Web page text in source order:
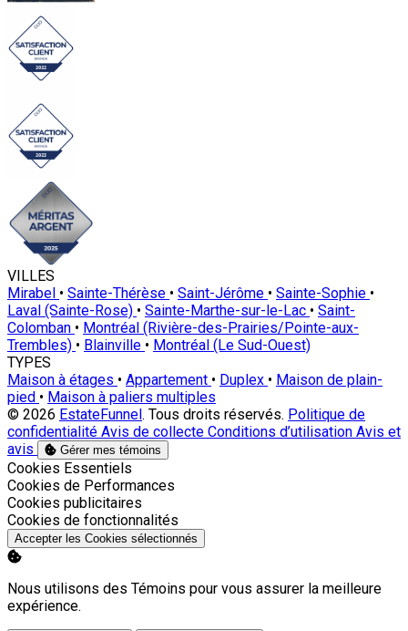
VILLES
Mirabel • Sainte-Thérèse • Saint-Jérôme • Sainte-Sophie •
Laval (Sainte-Rose) • Sainte-Marthe-sur-le-Lac • Saint-
Colomban • Montréal (Rivière-des-Prairies/Pointe-aux-
Trembles) • Blainville • Montréal (Le Sud-Ouest)
TYPES
Maison à étages • Appartement • Duplex • Maison de plain-
pied • Maison à paliers multiples
© 2026 EstateFunnel. Tous droits réservés. Politique de
confidentialité Avis de collecte Conditions d’utilisation Avis et
avis
Gérer mes témoins
Activer
Cookies Essentiels
Activer
Cookies de Performances
Activer
Cookies publicitaires
Activer
Cookies de fonctionnalités
Accepter les Cookies sélectionnés
Nous utilisons des Témoins pour vous assurer la meilleure
expérience.